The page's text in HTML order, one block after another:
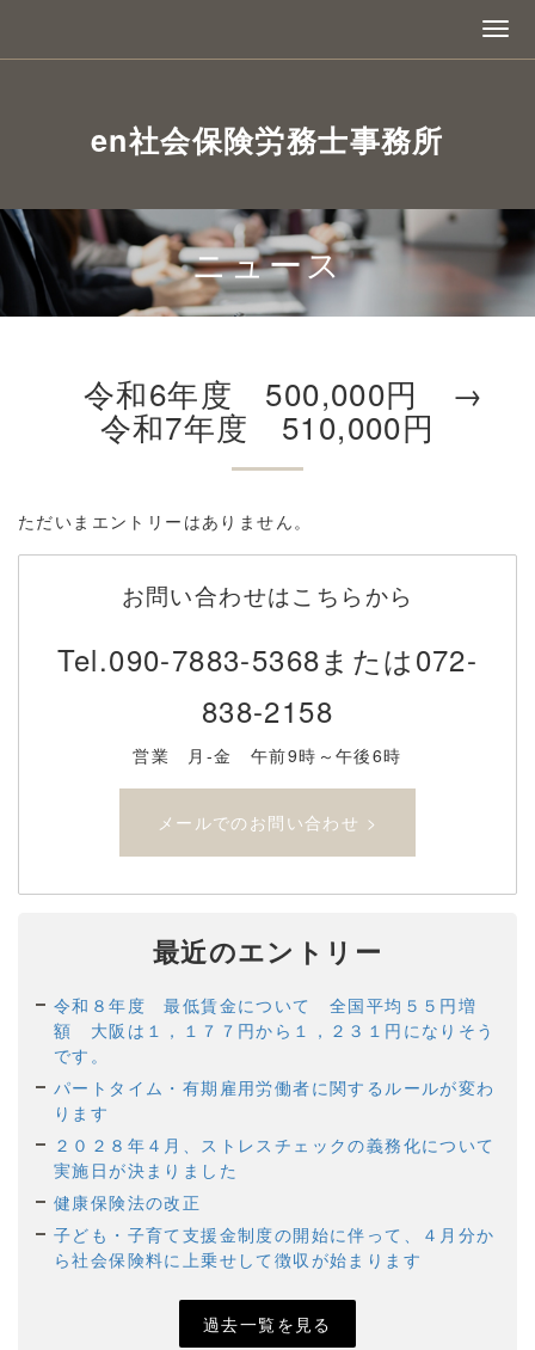
en社会保険労務士事務所
ニュース
令和6年度 500,000円 →
令和7年度 510,000円
ただいまエントリーはありません。
お問い合わせはこちらから
Tel.090-7883-5368または072-
838-2158
営業 月-金 午前9時～午後6時
メールでのお問い合わせ >
最近のエントリー
令和８年度 最低賃金について 全国平均５５円増
額 大阪は１，１７７円から１，２３１円になりそう
です。
パートタイム・有期雇用労働者に関するルールが変わ
ります
２０２８年４月、ストレスチェックの義務化について
実施日が決まりました
健康保険法の改正
子ども・子育て支援金制度の開始に伴って、４月分か
ら社会保険料に上乗せして徴収が始まります
過去一覧を見る